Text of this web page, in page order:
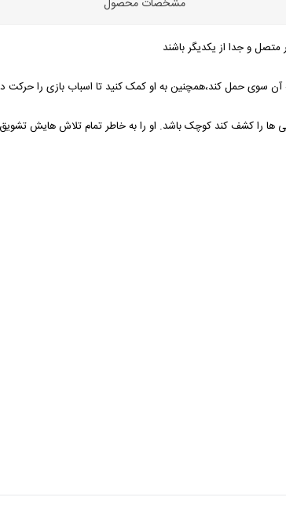
مشخصات محصول
و جدا از یکدیگر باشند
سوی حمل کند،همچنین به او کمک کنید تا اسباب بازی را حرکت
را کشف کند کوچک باشد. او را به خاطر تمام تلاش هایش تشویق